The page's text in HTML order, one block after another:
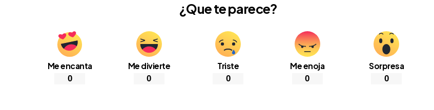
¿Que te parece?
Me encanta
0
Me divierte
0
Triste
0
Me enoja
0
Sorpresa
0